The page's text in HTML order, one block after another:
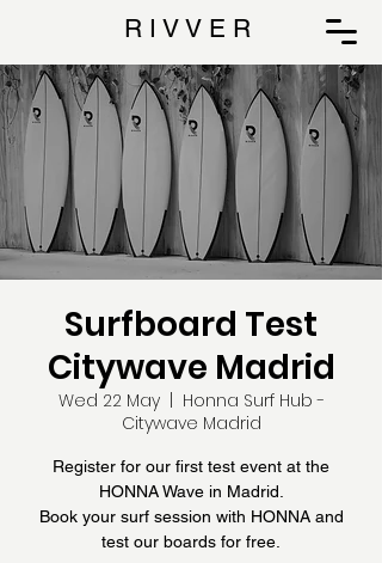
R I V V E R
Surfboard Test
Citywave Madrid
Wed 22 May
  |
Honna Surf Hub -
Citywave Madrid
Register for our first test event at the
HONNA Wave in Madrid.
Book your surf session with HONNA and
test our boards for free.